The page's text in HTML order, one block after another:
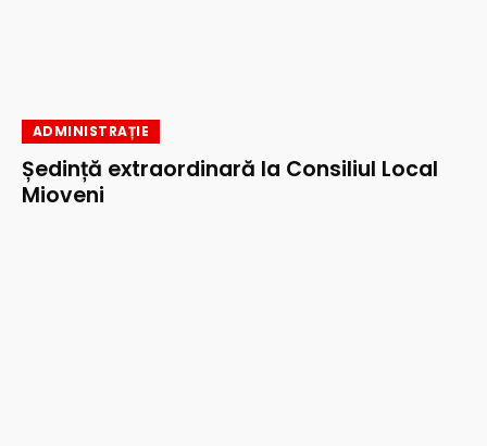
ADMINISTRAȚIE
Ședință extraordinară la Consiliul Local
Mioveni